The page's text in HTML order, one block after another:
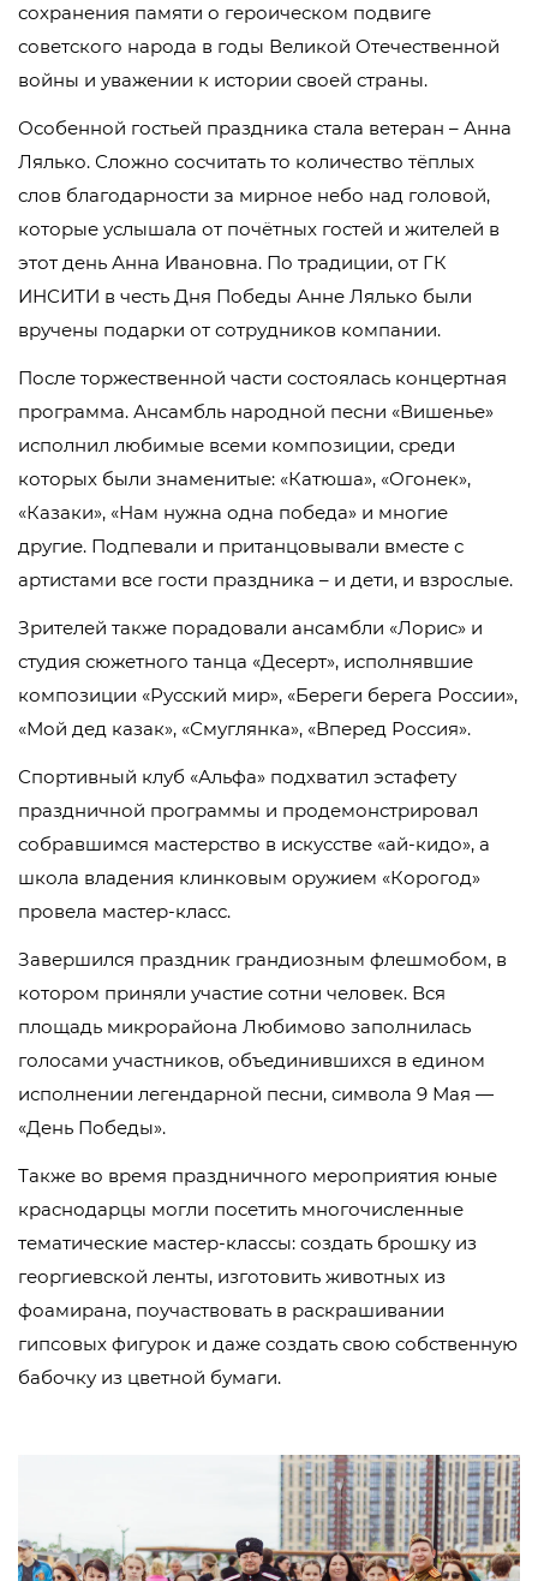
сохранения памяти о героическом подвиге
советского народа в годы Великой Отечественной
войны и уважении к истории своей страны.
Особенной гостьей праздника стала ветеран – Анна
Лялько. Сложно сосчитать то количество тёплых
слов благодарности за мирное небо над головой,
которые услышала от почётных гостей и жителей в
этот день Анна Ивановна. По традиции, от ГК
ИНСИТИ в честь Дня Победы Анне Лялько были
вручены подарки от сотрудников компании.
После торжественной части состоялась концертная
программа. Ансамбль народной песни «Вишенье»
исполнил любимые всеми композиции, среди
которых были знаменитые: «Катюша», «Огонек»,
«Казаки», «Нам нужна одна победа» и многие
другие. Подпевали и пританцовывали вместе с
артистами все гости праздника – и дети, и взрослые.
Зрителей также порадовали ансамбли «Лорис» и
студия сюжетного танца «Десерт», исполнявшие
композиции «Русский мир», «Береги берега России»,
«Мой дед казак», «Смуглянка», «Вперед Россия».
Спортивный клуб «Альфа» подхватил эстафету
праздничной программы и продемонстрировал
собравшимся мастерство в искусстве «ай-кидо», а
школа владения клинковым оружием «Корогод»
провела мастер-класс.
Завершился праздник грандиозным флешмобом, в
котором приняли участие сотни человек. Вся
площадь микрорайона Любимово заполнилась
голосами участников, объединившихся в едином
исполнении легендарной песни, символа 9 Мая —
«День Победы».
Также во время праздничного мероприятия юные
краснодарцы могли посетить многочисленные
тематические мастер-классы: создать брошку из
георгиевской ленты, изготовить животных из
фоамирана, поучаствовать в раскрашивании
гипсовых фигурок и даже создать свою собственную
бабочку из цветной бумаги.